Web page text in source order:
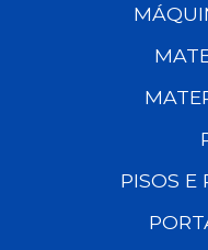
PISOS E